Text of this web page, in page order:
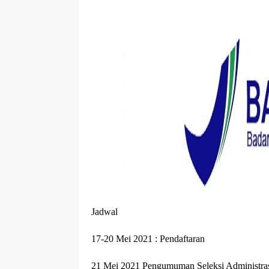
Jadwal
17-20 Mei 2021 : Pendaftaran
21 Mei 2021 Pengumuman Seleksi